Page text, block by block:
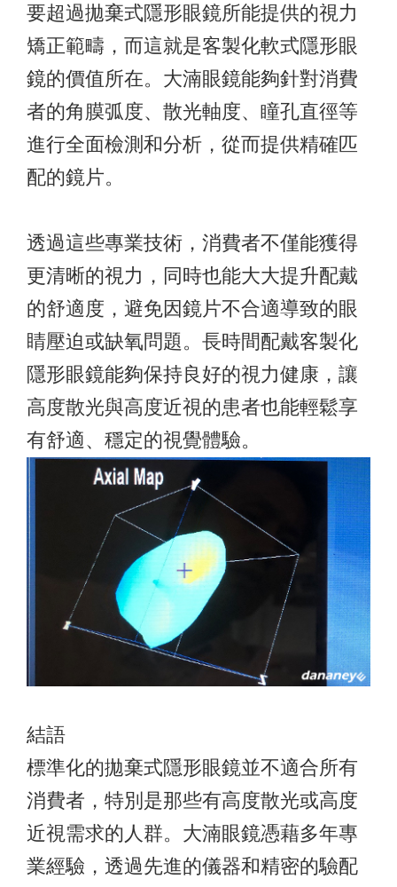
要超過拋棄式隱形眼鏡所能提供的視力
矯正範疇，而這就是客製化軟式隱形眼
鏡的價值所在。大湳眼鏡能夠針對消費
者的角膜弧度、散光軸度、瞳孔直徑等
進行全面檢測和分析，從而提供精確匹
配的鏡片。
透過這些專業技術，消費者不僅能獲得
更清晰的視力，同時也能大大提升配戴
的舒適度，避免因鏡片不合適導致的眼
睛壓迫或缺氧問題。長時間配戴客製化
隱形眼鏡能夠保持良好的視力健康，讓
高度散光與高度近視的患者也能輕鬆享
有舒適、穩定的視覺體驗。
結語
標準化的拋棄式隱形眼鏡並不適合所有
消費者，特別是那些有高度散光或高度
近視需求的人群。大湳眼鏡憑藉多年專
業經驗，透過先進的儀器和精密的驗配